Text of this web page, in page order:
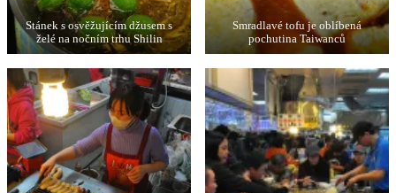
Stánek s osvěžujícím džusem s
želé na nočním trhu Shilin
Smradlavé tofu je oblíbená
pochutina Taiwanců